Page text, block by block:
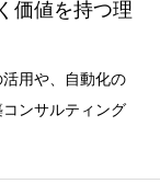
価値を持つ理
用や、自動化の
ンサルティング